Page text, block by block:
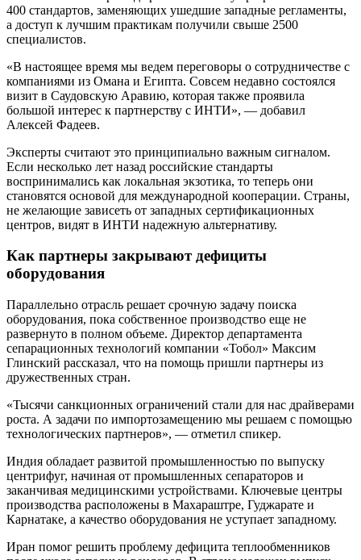
400 стандартов, заменяющих ушедшие западные регламенты,
а доступ к лучшим практикам получили свыше 2500
специалистов.
«В настоящее время мы ведем переговоры о сотрудничестве с
компаниями из Омана и Египта. Совсем недавно состоялся
визит в Саудовскую Аравию, которая также проявила
большой интерес к партнерству с ИНТИ», — добавил
Алексей Фадеев.
Эксперты считают это принципиально важным сигналом.
Если несколько лет назад российские стандарты
воспринимались как локальная экзотика, то теперь они
становятся основой для международной кооперации. Страны,
не желающие зависеть от западных сертификационных
центров, видят в ИНТИ надежную альтернативу.
Как партнеры закрывают дефициты
оборудования
Параллельно отрасль решает срочную задачу поиска
оборудования, пока собственное производство еще не
развернуто в полном объеме. Директор департамента
сепарационных технологий компании «Тобол» Максим
Глинский рассказал, что на помощь пришли партнеры из
дружественных стран.
«Тысячи санкционных ограничений стали для нас драйверами
роста. А задачи по импортозамещению мы решаем с помощью
технологических партнеров», — отметил спикер.
Индия обладает развитой промышленностью по выпуску
центрифуг, начиная от промышленных сепараторов и
заканчивая медицинскими устройствами. Ключевые центры
производства расположены в Махараштре, Гуджарате и
Карнатаке, а качество оборудования не уступает западному.
Иран помог решить проблему дефицита теплообменников